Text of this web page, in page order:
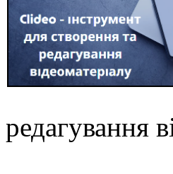
редагування